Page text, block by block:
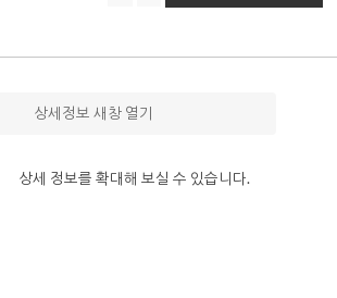
상세정보 새창 열기
상세 정보를 확대해 보실 수 있습니다.